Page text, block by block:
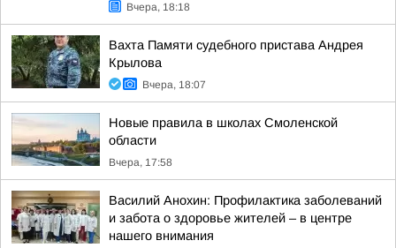
Вчера, 18:18
Вахта Памяти судебного пристава Андрея
Крылова
Вчера, 18:07
Новые правила в школах Смоленской
области
Вчера, 17:58
Василий Анохин: Профилактика заболеваний
и забота о здоровье жителей – в центре
нашего внимания